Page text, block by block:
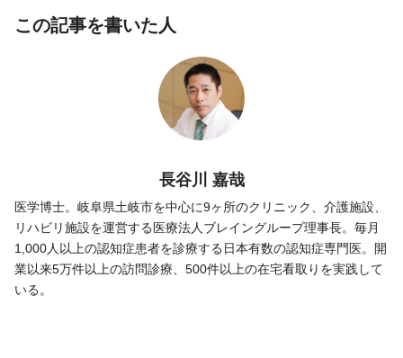
この記事を書いた人
長谷川 嘉哉
医学博士。岐阜県土岐市を中心に9ヶ所のクリニック、介護施設、
リハビリ施設を運営する医療法人ブレイングループ理事長。毎月
1,000人以上の認知症患者を診療する日本有数の認知症専門医。開
業以来5万件以上の訪問診療、500件以上の在宅看取りを実践して
いる。